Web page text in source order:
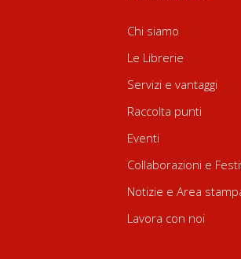
Chi siamo
Le Librerie
Servizi e vantaggi
Raccolta punti
Eventi
Collaborazioni e
Notizie e Area
Lavora con noi